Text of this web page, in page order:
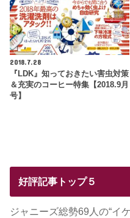
2018.7.28
『LDK』知っておきたい害虫対策
＆充実のコーヒー特集【2018.9月
号】
好評記事トップ５
ジャニーズ総勢69人の“イ